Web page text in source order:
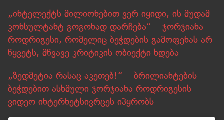
„ინტელექტს მილიონებით ვერ იყიდი, ის მუდამ
კონსულტანტ გოგონად დარჩება“ – ჯორჯიანა
როდრიგესი, რომელიც ბეჭდების გამოფენას არ
წყვეტს, მწვავე კრიტიკის ობიექტი ხდება
„ზედმეტია რასაც აკეთებ!“ – ბრილიანტების
ბეჭდებით ასხმული ჯორჯიანა როდრიგესის
ვიდეო ინტერნეტსივრცეს იპყრობს